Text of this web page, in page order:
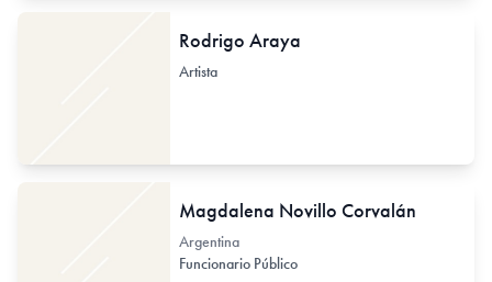
Rodrigo Araya
Artista
Magdalena Novillo Corvalán
Argentina
Funcionario Público